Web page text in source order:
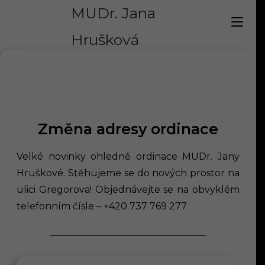
MUDr. Jana
Hrušková
Změna adresy ordinace
Velké novinky ohledně ordinace MUDr. Jany
Hruškové. Stěhujeme se do nových prostor na
ulici Gregorova! Objednávejte se na obvyklém
telefonním čísle – +420 737 769 277.